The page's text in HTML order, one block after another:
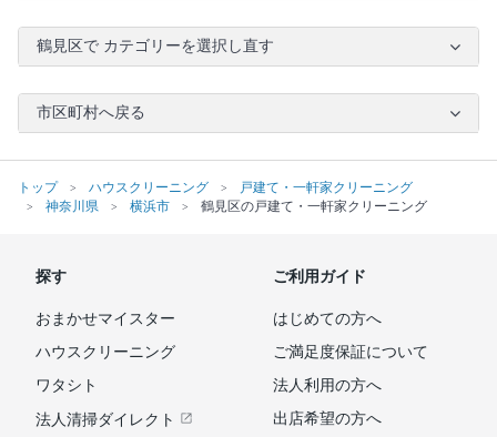
鶴見区で カテゴリーを選択し直す
市区町村へ戻る
トップ ハウスクリーニング
戸建て・一軒家クリーニング
神奈川県
横浜市 鶴見区の戸建て・一軒家クリーニング
探す
おまかせマイスター
ハウスクリーニング
ワタシト
法人清掃ダイレクト
ご利用ガイド
はじめての方へ
ご満足度保証について
法人利用の方へ
出店希望の方へ